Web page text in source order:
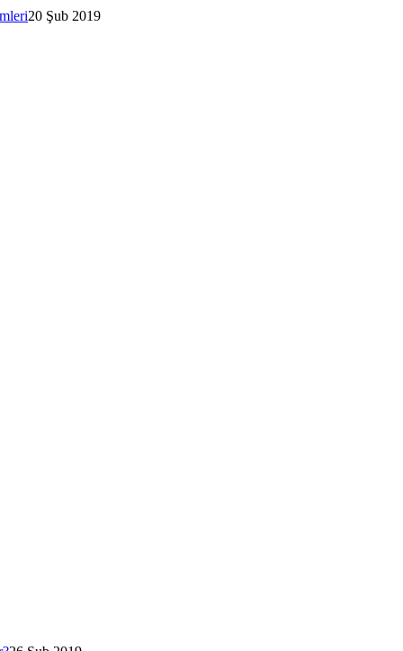
20 Şub 2019